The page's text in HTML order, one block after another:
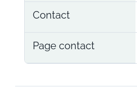
Contact
Page contact